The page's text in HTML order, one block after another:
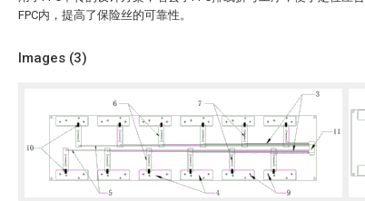
FPC内，提高了保险丝的可靠性。
Images (3)